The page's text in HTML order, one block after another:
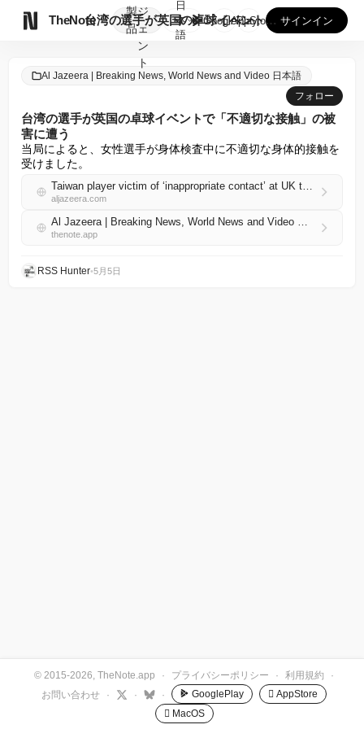
TheNote
製
品
ジ
ェ
ン
ト
台湾の選手が英国の卓球イベントで「不適切な接触」の被害に遭う
日
本
語
GooglePlay
AppStore サインイン
Al Jazeera | Breaking News, World News and Video 日本語
フォロー
台湾の選手が英国の卓球イベントで「不適切な接触」の被
害に遭う
当局によると、女性選手が身体検査中に不適切な身体的接触を
受けました。
Taiwan player victim of ‘inappropriate contact’ at UK table tennis event
aljazeera.com
Al Jazeera | Breaking News, World News and Video 日本語 RSS
thenote.app
RSS Hunter•5月5日
© 2015-2026, TheNote.app · プライバシーポリシー · 利用規約
·
お問い合わせ
· · · GooglePlay
 AppStore
 MacOS